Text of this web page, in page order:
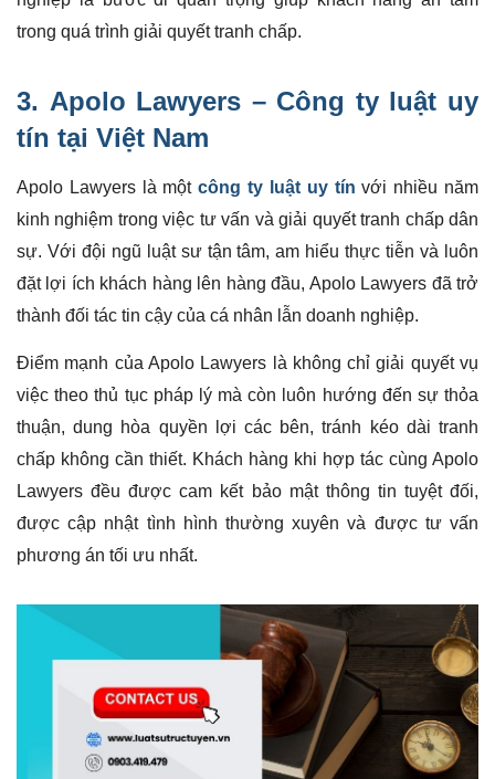
trong quá trình giải quyết tranh chấp.
3. Apolo Lawyers – Công ty luật uy
tín tại Việt Nam
Apolo Lawyers là mộtcông ty luật uy tín với nhiều năm
kinh nghiệm trong việc tư vấn và giải quyết tranh chấp dân
sự. Với đội ngũ luật sư tận tâm, am hiểu thực tiễn và luôn
đặt lợi ích khách hàng lên hàng đầu, Apolo Lawyers đã trở
thành đối tác tin cậy của cá nhân lẫn doanh nghiệp.
Điểm mạnh của Apolo Lawyers là không chỉ giải quyết vụ
việc theo thủ tục pháp lý mà còn luôn hướng đến sự thỏa
thuận, dung hòa quyền lợi các bên, tránh kéo dài tranh
chấp không cần thiết. Khách hàng khi hợp tác cùng Apolo
Lawyers đều được cam kết bảo mật thông tin tuyệt đối,
được cập nhật tình hình thường xuyên và được tư vấn
phương án tối ưu nhất.